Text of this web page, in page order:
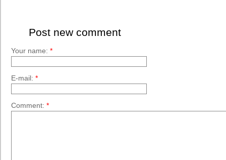
Post new comment
Your name: *
E-mail: *
Comment: *